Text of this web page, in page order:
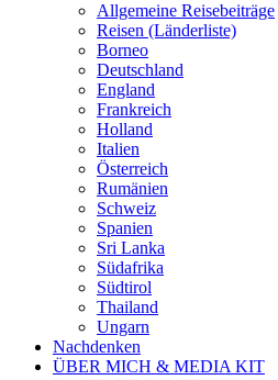
Allgemeine Reisebeiträge
Reisen (Länderliste)
Borneo
Deutschland
England
Frankreich
Holland
Italien
Österreich
Rumänien
Schweiz
Spanien
Sri Lanka
Südafrika
Südtirol
Thailand
Ungarn
Nachdenken
ÜBER MICH & MEDIA KIT